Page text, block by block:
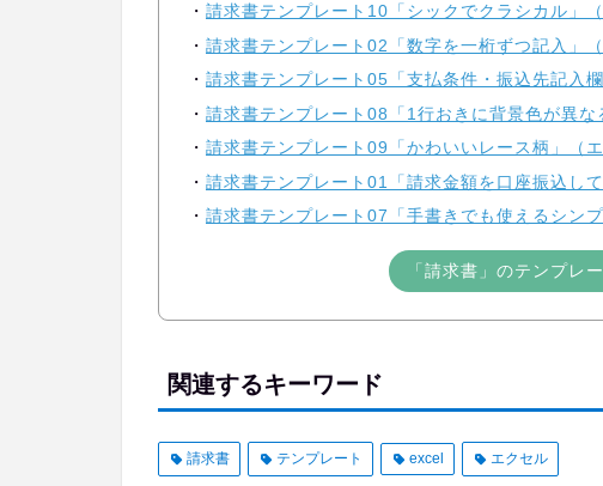
請求書テンプレート10「シックでクラシカル」
請求書テンプレート02「数字を一桁ずつ記入」
請求書テンプレート05「支払条件・振込先記入
請求書テンプレート08「1行おきに背景色が異な
請求書テンプレート09「かわいいレース柄」（
請求書テンプレート01「請求金額を口座振込し
請求書テンプレート07「手書きでも使えるシン
「請求書」のテンプレ
関連するキーワード
請求書 テンプレート excel エクセル